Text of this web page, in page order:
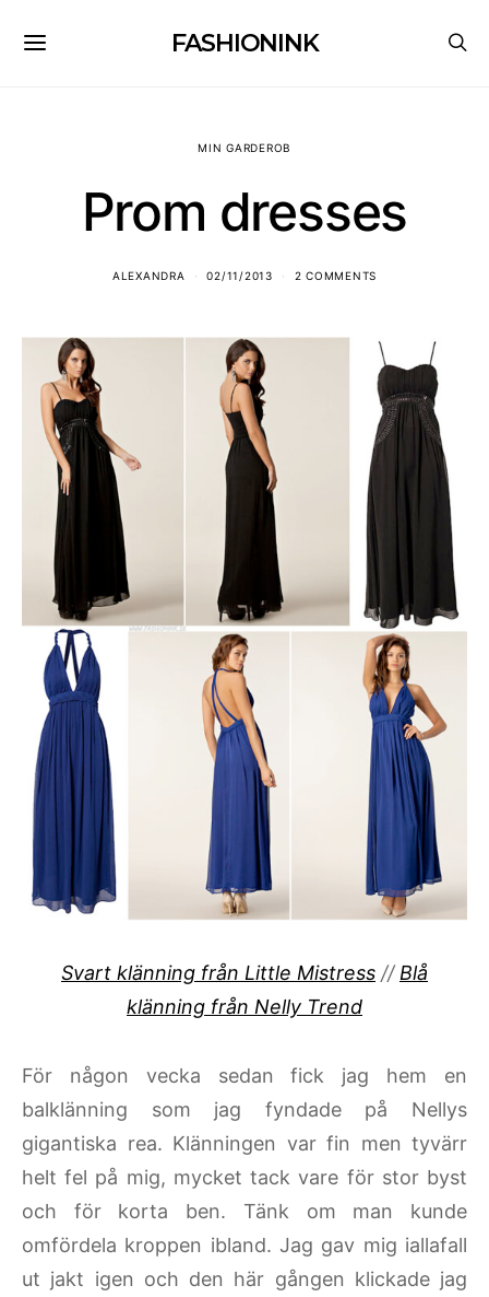
FASHIONINK
MIN GARDEROB
Prom dresses
ALEXANDRA 02/11/2013 2 COMMENTS
Svart klänning från Little Mistress //Blå
klänning från Nelly Trend
För någon vecka sedan fick jag hem en
balklänning som jag fyndade på Nellys
gigantiska rea. Klänningen var fin men tyvärr
helt fel på mig, mycket tack vare för stor byst
och för korta ben. Tänk om man kunde
omfördela kroppen ibland. Jag gav mig iallafall
ut jakt igen och den här gången klickade jag